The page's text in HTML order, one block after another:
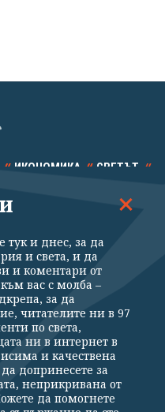
ИКОНОМИКА СВЕТЪТ
КАЛЕЙДОСКОП
за поверителност
За Клуб Z
ни
тук и днес, за да
и света, и да
и коментари от
вас с молба –
за да
читателите ни в 97
по света,
ни в интернет в
и качествена
допринесете за
неприкривана от
да помогнете